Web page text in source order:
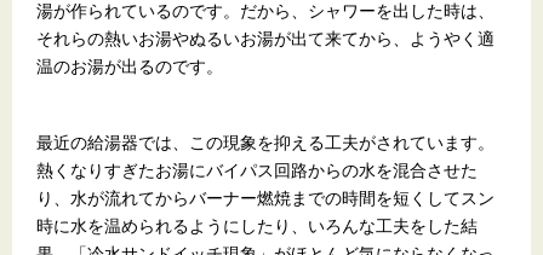
湯が作られているのです。だから、シャワーを出した時は、
それらの熱いお湯やぬるいお湯が出て来てから、ようやく適
温のお湯が出るのです。
最近の給湯器では、この現象を抑える工夫がされています。
熱くなりすぎたお湯にバイパス回路からの水を混合させた
り、水が流れてからバーナー燃焼までの時間を短くしてスン
時に水を温められるようにしたり、いろんな工夫をした結